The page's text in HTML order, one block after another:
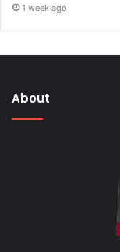
1 week ago
About